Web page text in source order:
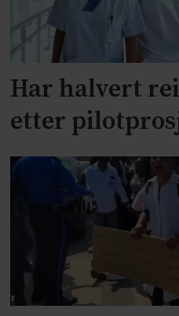
Har halvert
etter